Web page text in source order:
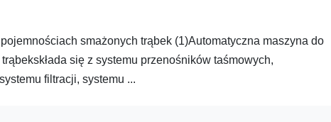
smażonych trąbek (1)Automatyczna maszyna do
się z systemu przenośników taśmowych,
filtracji, systemu ...